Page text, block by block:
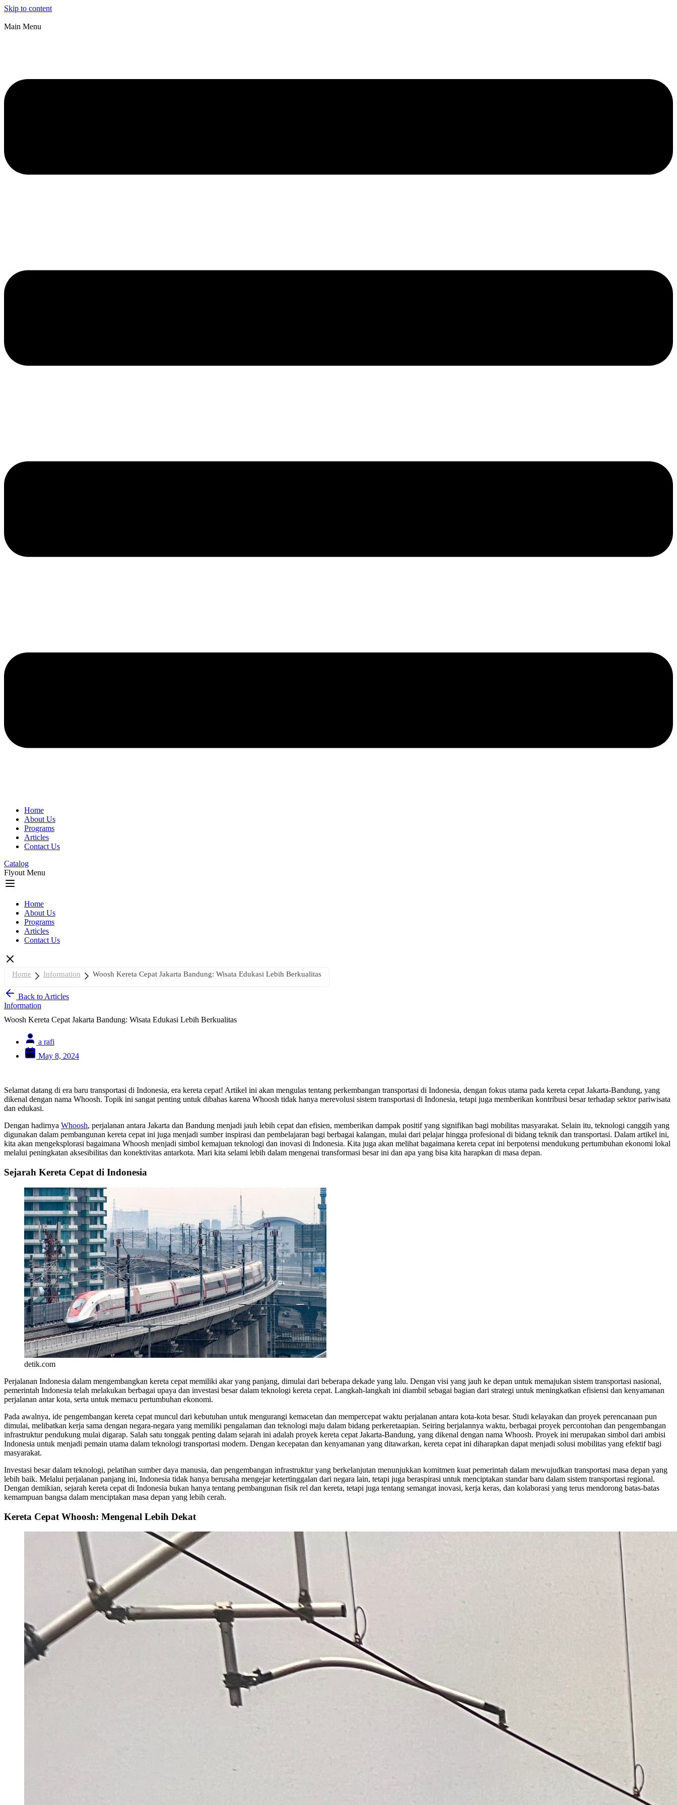
Skip to content
Main Menu
Home
About Us
Programs
Articles
Contact Us
Catalog
Flyout Menu
Home
About Us
Programs
Articles
Contact Us
Home Information Woosh Kereta Cepat Jakarta Bandung: Wisata Edukasi Lebih Berkualitas
Back to Articles
Information
Woosh Kereta Cepat Jakarta Bandung: Wisata Edukasi Lebih Berkualitas
a rafi
May 8, 2024
Selamat datang di era baru transportasi di Indonesia, era kereta cepat! Artikel ini akan mengulas tentang perkembangan transportasi di Indonesia, dengan fokus utama pada kereta cepat Jakarta-Bandung, yang
dikenal dengan nama Whoosh. Topik ini sangat penting untuk dibahas karena Whoosh tidak hanya merevolusi sistem transportasi di Indonesia, tetapi juga memberikan kontribusi besar terhadap sektor pariwisata
dan edukasi.
Dengan hadirnya Whoosh, perjalanan antara Jakarta dan Bandung menjadi jauh lebih cepat dan efisien, memberikan dampak positif yang signifikan bagi mobilitas masyarakat. Selain itu, teknologi canggih yang
digunakan dalam pembangunan kereta cepat ini juga menjadi sumber inspirasi dan pembelajaran bagi berbagai kalangan, mulai dari pelajar hingga profesional di bidang teknik dan transportasi. Dalam artikel ini,
kita akan mengeksplorasi bagaimana Whoosh menjadi simbol kemajuan teknologi dan inovasi di Indonesia. Kita juga akan melihat bagaimana kereta cepat ini berpotensi mendukung pertumbuhan ekonomi lokal
melalui peningkatan aksesibilitas dan konektivitas antarkota. Mari kita selami lebih dalam mengenai transformasi besar ini dan apa yang bisa kita harapkan di masa depan.
Sejarah Kereta Cepat di Indonesia
detik.com
Perjalanan Indonesia dalam mengembangkan kereta cepat memiliki akar yang panjang, dimulai dari beberapa dekade yang lalu. Dengan visi yang jauh ke depan untuk memajukan sistem transportasi nasional,
pemerintah Indonesia telah melakukan berbagai upaya dan investasi besar dalam teknologi kereta cepat. Langkah-langkah ini diambil sebagai bagian dari strategi untuk meningkatkan efisiensi dan kenyamanan
perjalanan antar kota, serta untuk memacu pertumbuhan ekonomi.
Pada awalnya, ide pengembangan kereta cepat muncul dari kebutuhan untuk mengurangi kemacetan dan mempercepat waktu perjalanan antara kota-kota besar. Studi kelayakan dan proyek perencanaan pun
dimulai, melibatkan kerja sama dengan negara-negara yang memiliki pengalaman dan teknologi maju dalam bidang perkeretaapian. Seiring berjalannya waktu, berbagai proyek percontohan dan pengembangan
infrastruktur pendukung mulai digarap. Salah satu tonggak penting dalam sejarah ini adalah proyek kereta cepat Jakarta-Bandung, yang dikenal dengan nama Whoosh. Proyek ini merupakan simbol dari ambisi
Indonesia untuk menjadi pemain utama dalam teknologi transportasi modern. Dengan kecepatan dan kenyamanan yang ditawarkan, kereta cepat ini diharapkan dapat menjadi solusi mobilitas yang efektif bagi
masyarakat.
Investasi besar dalam teknologi, pelatihan sumber daya manusia, dan pengembangan infrastruktur yang berkelanjutan menunjukkan komitmen kuat pemerintah dalam mewujudkan transportasi masa depan yang
lebih baik. Melalui perjalanan panjang ini, Indonesia tidak hanya berusaha mengejar ketertinggalan dari negara lain, tetapi juga beraspirasi untuk menciptakan standar baru dalam sistem transportasi regional.
Dengan demikian, sejarah kereta cepat di Indonesia bukan hanya tentang pembangunan fisik rel dan kereta, tetapi juga tentang semangat inovasi, kerja keras, dan kolaborasi yang terus mendorong batas-batas
kemampuan bangsa dalam menciptakan masa depan yang lebih cerah.
Kereta Cepat Whoosh: Mengenal Lebih Dekat